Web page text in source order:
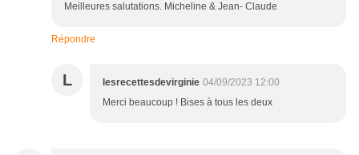
Meilleures salutations. Micheline & Jean- Claude
Répondre
L lesrecettesdevirginie 04/09/2023 12:00
Merci beaucoup ! Bises à tous les deux